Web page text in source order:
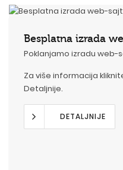
Besplatna izrada
Poklanjamo izradu web-
Za više informacija
Detaljnije.
DETALJNIJE